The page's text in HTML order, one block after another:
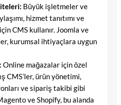
Büyük işletmeler ve
hizmet tanıtımı ve
CMS kullanır. Joomla ve
kurumsal ihtiyaçlara uygun
Online mağazalar için özel
CMS’ler, ürün yönetimi,
ve sipariş takibi gibi
ve Shopify, bu alanda